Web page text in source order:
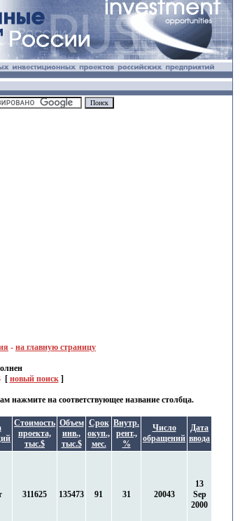
- на главную страницу
[ новый поиск]
нажмите на соответствующее название столбца.
Стоимость
проекта,
тыс.$
Объем
инв.,
тыс.$
Срок
окуп.,
мес.
Внутр.
рент.,
%
Число
обращений
Дата
ввода
311625 135473 91 31 20043
13
Sep
2000